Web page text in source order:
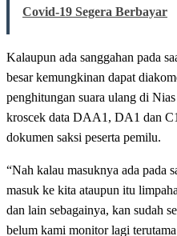
Covid-19 Segera Berbayar
Kalaupun ada sanggahan pada
besar kemungkinan dapat
penghitungan suara ulang di
kroscek data DAA1, DA1 dan
dokumen saksi peserta pemilu.
“Nah kalau masuknya ada pada
masuk ke kita ataupun itu
dan lain sebagainya, kan sudah
belum kami monitor lagi